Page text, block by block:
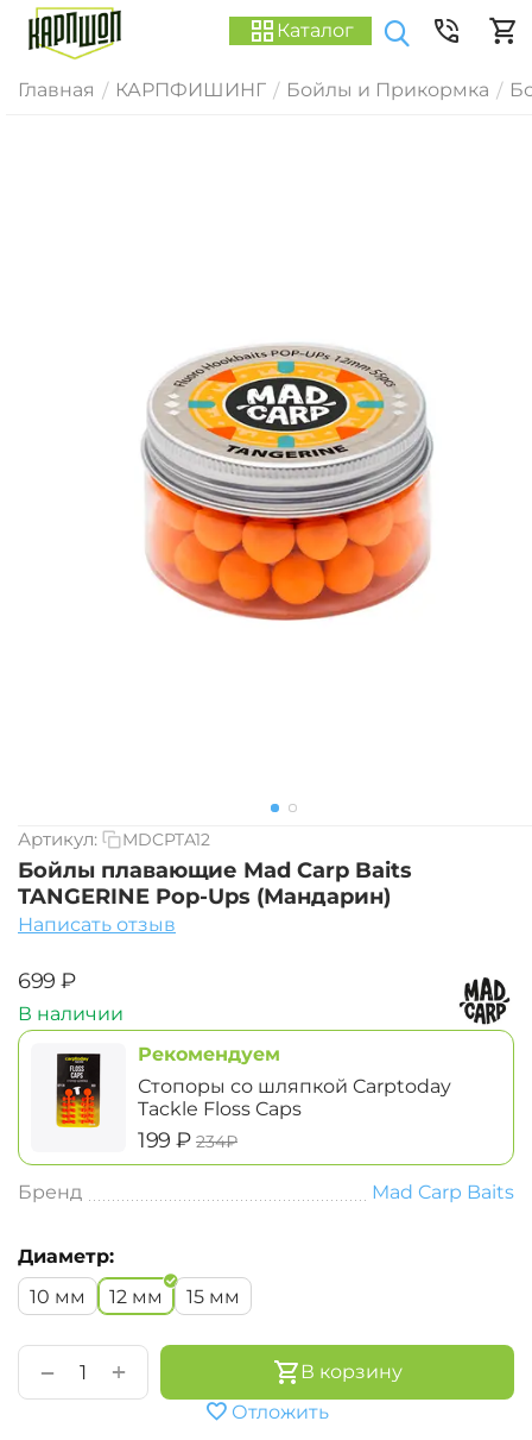
Каталог
Главная / КАРПФИШИНГ / Бойлы и Прикормка /
Артикул: MDCPTA12
Бойлы плавающие Mad Carp Baits
TANGERINE Pop-Ups (Мандарин)
Написать отзыв
‍699‍ ₽
В наличии
Рекомендуем
Стопоры со шляпкой Carptoday
Tackle Floss Caps
‍199‍ ₽ ‍234‍₽
Бренд Mad Carp Baits
Диаметр:
10 мм
12 мм 15 мм
+
−
В корзину
Отложить